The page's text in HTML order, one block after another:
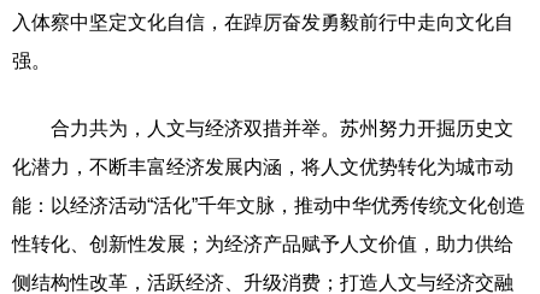
入体察中坚定文化自信，在踔厉奋发勇毅前行中走向文化自
强。
合力共为，人文与经济双措并举。苏州努力开掘历史文
化潜力，不断丰富经济发展内涵，将人文优势转化为城市动
能：以经济活动“活化”千年文脉，推动中华优秀传统文化创造
性转化、创新性发展；为经济产品赋予人文价值，助力供给
侧结构性改革，活跃经济、升级消费；打造人文与经济交融